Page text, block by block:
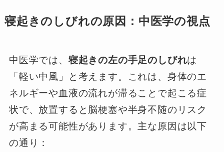
寝起きのしびれの原因：中医学の視点
中医学では、 寝起きの左の手足のしびれは
「軽い中風」と考えます。これは、身体のエ
ネルギーや血液の流れが滞ることで起こる症
状で、放置すると脳梗塞や半身不随のリスク
が高まる可能性があります。主な原因は以下
の通り：